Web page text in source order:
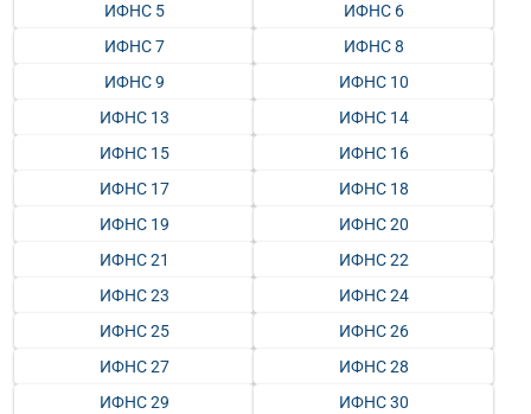
ИФНС 5
ИФНС 6
ИФНС 7
ИФНС 8
ИФНС 9
ИФНС 10
ИФНС 13
ИФНС 14
ИФНС 15
ИФНС 16
ИФНС 17
ИФНС 18
ИФНС 19
ИФНС 20
ИФНС 21
ИФНС 22
ИФНС 23
ИФНС 24
ИФНС 25
ИФНС 26
ИФНС 27
ИФНС 28
ИФНС 29
ИФНС 30